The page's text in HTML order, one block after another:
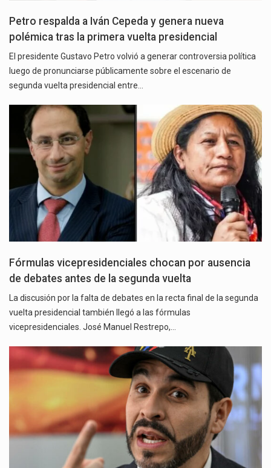
Petro respalda a Iván Cepeda y genera nueva
polémica tras la primera vuelta presidencial
El presidente Gustavo Petro volvió a generar controversia política
luego de pronunciarse públicamente sobre el escenario de
segunda vuelta presidencial entre…
Fórmulas vicepresidenciales chocan por ausencia
de debates antes de la segunda vuelta
La discusión por la falta de debates en la recta final de la segunda
vuelta presidencial también llegó a las fórmulas
vicepresidenciales. José Manuel Restrepo,…